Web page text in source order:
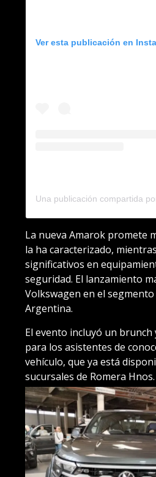
Ver esta publicación en
La nueva Amarok promete
la ha caracterizado,
significativos en
seguridad. El lanzamiento
Volkswagen en el
Argentina.
El evento incluyó un
para los asistentes de
vehículo, que ya está
sucursales de Romera